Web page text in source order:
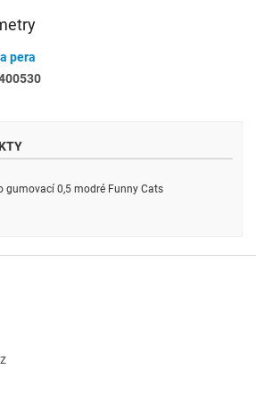
pera
gumovací 0,5 modré Funny Cats